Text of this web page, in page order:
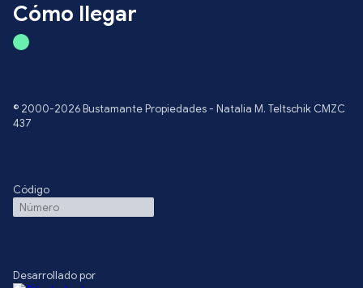
Cómo llegar
© 2000-2026 Bustamante Propiedades - Natalia M. Teltschik CMZC
437
Código
Desarrollado por